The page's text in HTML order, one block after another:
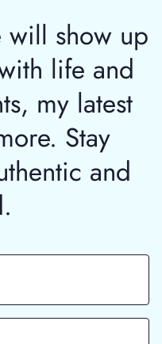
show up
life and
my latest
Stay
and